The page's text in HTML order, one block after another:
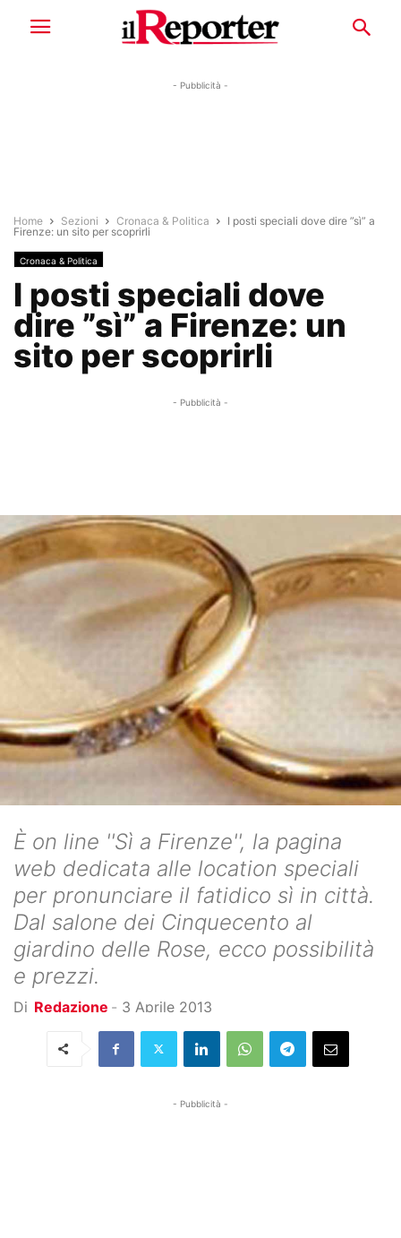
- Pubblicità -
Home Sezioni Cronaca & Politica
I posti speciali dove dire ”sì” a
Firenze: un sito per scoprirli
Cronaca & Politica
I posti speciali dove
dire ”sì” a Firenze: un
sito per scoprirli
- Pubblicità -
È on line ''Sì a Firenze'', la pagina
web dedicata alle location speciali
per pronunciare il fatidico sì in città.
Dal salone dei Cinquecento al
giardino delle Rose, ecco possibilità
e prezzi.
Di Redazione - 3 Aprile 2013
- Pubblicità -